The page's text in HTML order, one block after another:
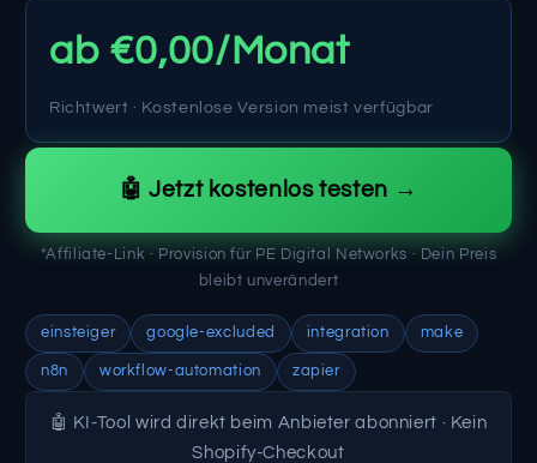
ab €0,00/Monat
Richtwert · Kostenlose Version meist verfügbar
🤖 Jetzt kostenlos testen →
*Affiliate-Link · Provision für PE Digital Networks · Dein Preis
bleibt unverändert
einsteiger google-excluded integration make
n8n workflow-automation zapier
🤖 KI-Tool wird direkt beim Anbieter abonniert · Kein
Shopify-Checkout